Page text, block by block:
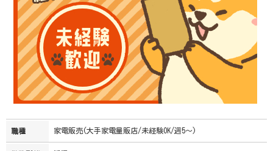
職種 家電販売(大手家電量販店/未経験OK/週5～)